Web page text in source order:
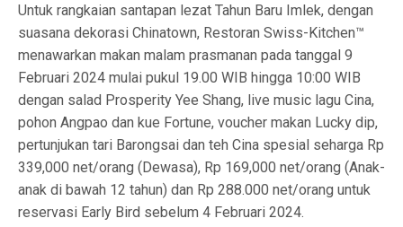
Untuk rangkaian santapan lezat Tahun Baru Imlek, dengan
suasana dekorasi Chinatown, Restoran Swiss-Kitchen™
menawarkan makan malam prasmanan pada tanggal 9
Februari 2024 mulai pukul 19.00 WIB hingga 10:00 WIB
dengan salad Prosperity Yee Shang, live music lagu Cina,
pohon Angpao dan kue Fortune, voucher makan Lucky dip,
pertunjukan tari Barongsai dan teh Cina spesial seharga Rp
339,000 net/orang (Dewasa), Rp 169,000 net/orang (Anak-
anak di bawah 12 tahun) dan Rp 288.000 net/orang untuk
reservasi Early Bird sebelum 4 Februari 2024.